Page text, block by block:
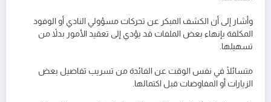
وأشار إلى أن الكشف المبكر عن تحركات مسؤولي النادي أو الوفود
المكلفة بإنهاء بعض الملفات قد يؤدي إلى تعقيد الأمور بدلاً من
تسهيلها.
متسائلًا في نفس الوقت عن الفائدة من تسريب تفاصيل بعض
الزيارات أو المفاوضات قبل اكتمالها.